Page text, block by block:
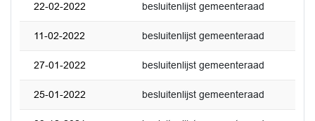
22-02-2022 besluitenlijst gemeenteraad
11-02-2022 besluitenlijst gemeenteraad
27-01-2022 besluitenlijst gemeenteraad
25-01-2022 besluitenlijst gemeenteraad